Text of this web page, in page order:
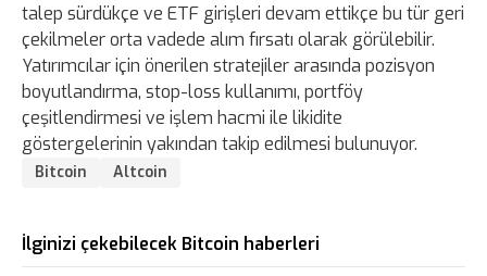
talep sürdükçe ve ETF girişleri devam ettikçe bu tür geri
çekilmeler orta vadede alım fırsatı olarak görülebilir.
Yatırımcılar için önerilen stratejiler arasında pozisyon
boyutlandırma, stop-loss kullanımı, portföy
çeşitlendirmesi ve işlem hacmi ile likidite
göstergelerinin yakından takip edilmesi bulunuyor.
Bitcoin Altcoin
İlginizi çekebilecek Bitcoin haberleri